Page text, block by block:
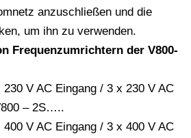
anzuschließen und die
um ihn zu verwenden.
Frequenzumrichtern der V800-
V AC Eingang / 3 x 230 V AC
– 2S…..
V AC Eingang / 3 x 400 V AC